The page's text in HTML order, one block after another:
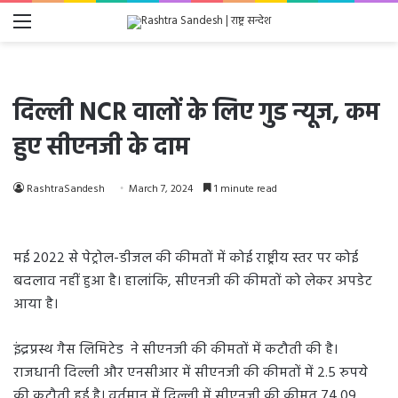
Menu
दिल्ली NCR वालों के लिए गुड न्यूज, कम
हुए सीएनजी के दाम
RashtraSandesh March 7, 2024 1 minute read
मई 2022 से पेट्रोल-डीजल की कीमतों में कोई राष्ट्रीय स्तर पर कोई
बदलाव नहीं हुआ है। हालांकि, सीएनजी की कीमतों को लेकर अपडेट
आया है।
इंद्रप्रस्थ गैस लिमिटेड ने सीएनजी की कीमतों में कटौती की है।
राजधानी दिल्ली और एनसीआर में सीएनजी की कीमतों में 2.5 रुपये